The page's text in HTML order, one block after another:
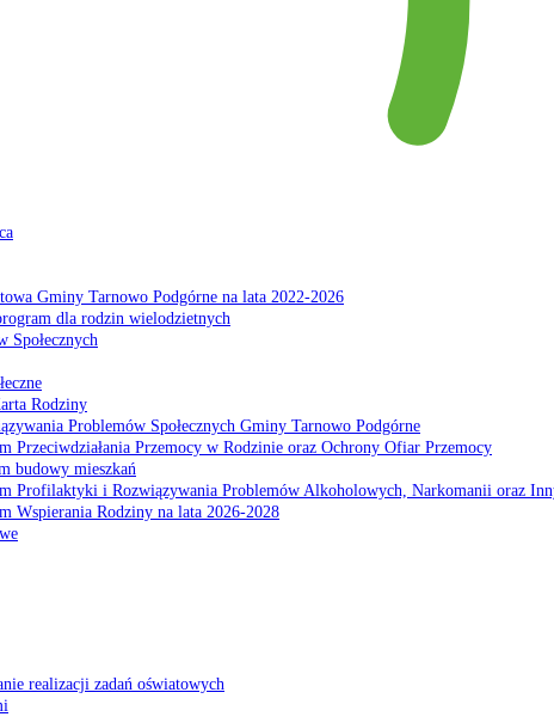
Gminy Tarnowo Podgórne na lata 2022-2026
dla rodzin wielodzietnych
Społecznych
Rodziny
Problemów Społecznych Gminy Tarnowo Podgórne
Przeciwdziałania Przemocy w Rodzinie oraz Ochrony Ofiar Przemocy
budowy mieszkań
Profilaktyki i Rozwiązywania Problemów Alkoholowych, Narkomanii oraz
Wspierania Rodziny na lata 2026-2028
realizacji zadań oświatowych